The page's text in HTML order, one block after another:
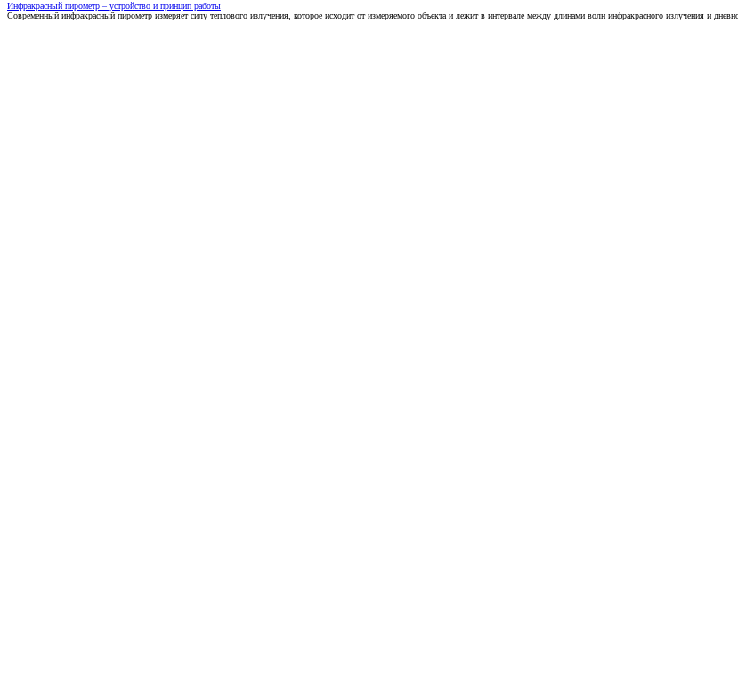
Инфракрасный пирометр – устройство и принцип работы
Современный инфракрасный пирометр измеряет силу теплового излучения, которое исходит от измеряемого объекта и лежит в интервале между длинами волн инфракрасного излучения и